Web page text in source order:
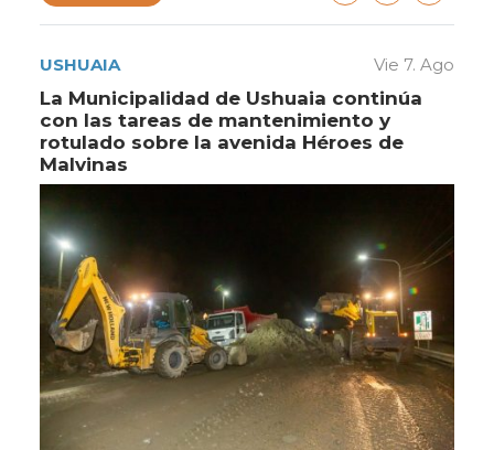
USHUAIA Vie 7. Ago
La Municipalidad de Ushuaia continúa
con las tareas de mantenimiento y
rotulado sobre la avenida Héroes de
Malvinas